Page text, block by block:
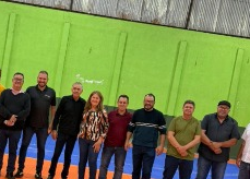
Baú
asfalto